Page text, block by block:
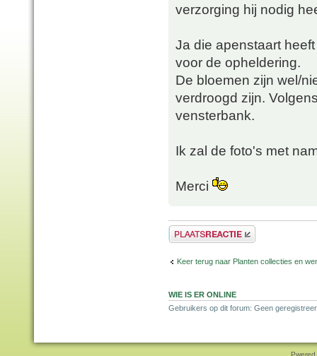
verzorging hij nodig
Ja die apenstaart
voor de opheldering.
De bloemen zijn wel/
verdroogd zijn.
vensterbank.
Ik zal de foto's met
Merci
Plaats een reactie
Keer terug naar Planten collecties en
WIE IS ER ONLINE
Gebruikers op dit forum: Geen